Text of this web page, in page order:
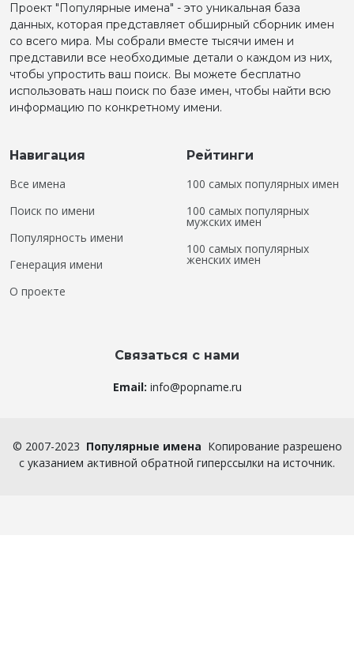
Проект "Популярные имена" - это уникальная база
данных, которая представляет обширный сборник имен
со всего мира. Мы собрали вместе тысячи имен и
представили все необходимые детали о каждом из них,
чтобы упростить ваш поиск. Вы можете бесплатно
использовать наш поиск по базе имен, чтобы найти всю
информацию по конкретному имени.
Навигация
Все имена
Поиск по имени
Популярность имени
Генерация имени
О проекте
Рейтинги
100 самых популярных имен
100 самых популярных
мужских имен
100 самых популярных
женских имен
Связаться с нами
Email: info@popname.ru
© 2007-2023 Популярные имена Копирование разрешено
с указанием активной обратной гиперссылки на источник.